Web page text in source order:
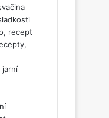
recept
jarní